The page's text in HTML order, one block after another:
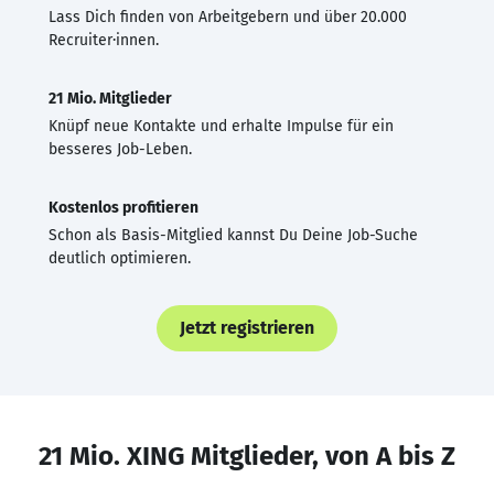
Lass Dich finden von Arbeitgebern und über 20.000
Recruiter·innen.
21 Mio. Mitglieder
Knüpf neue Kontakte und erhalte Impulse für ein
besseres Job-Leben.
Kostenlos profitieren
Schon als Basis-Mitglied kannst Du Deine Job-Suche
deutlich optimieren.
Jetzt registrieren
21 Mio. XING Mitglieder, von A bis Z